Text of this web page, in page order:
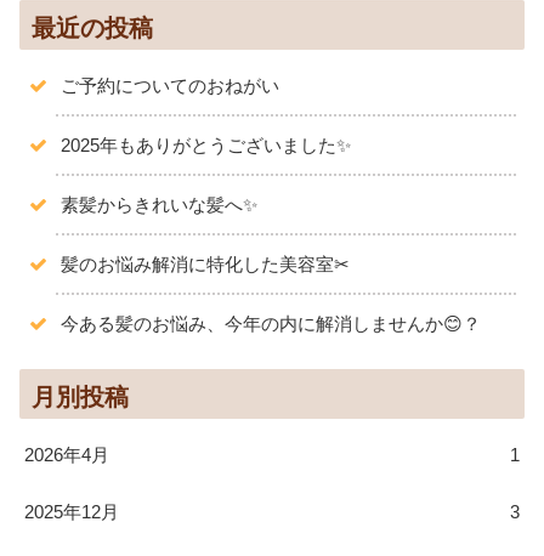
最近の投稿
ご予約についてのおねがい
2025年もありがとうございました✨️
素髪からきれいな髪へ✨
髪のお悩み解消に特化した美容室✂
今ある髪のお悩み、今年の内に解消しませんか😊？
月別投稿
2026年4月 1
2025年12月 3